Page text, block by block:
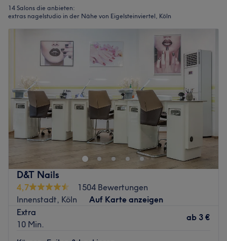
14 Salons die anbieten:
extras nagelstudio in der Nähe von Eigelsteinviertel, Köln
D&T Nails
4,7
1504 Bewertungen
Innenstadt, Köln
Auf Karte anzeigen
Extra
10 Min.
ab 3 €